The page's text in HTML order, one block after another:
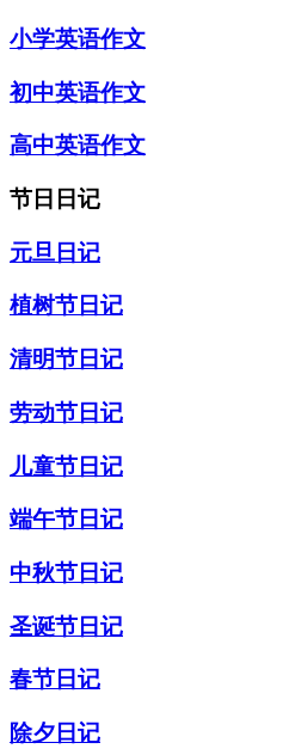
小学英语作文
初中英语作文
高中英语作文
节日日记
元旦日记
植树节日记
清明节日记
劳动节日记
儿童节日记
端午节日记
中秋节日记
圣诞节日记
春节日记
除夕日记